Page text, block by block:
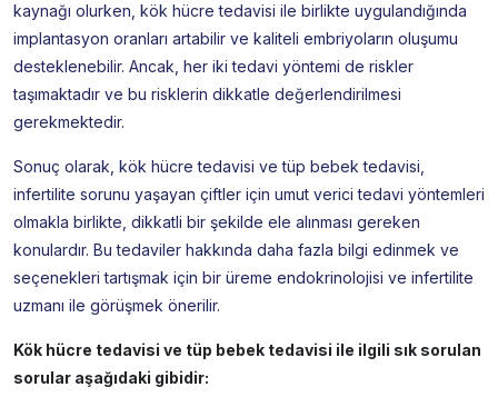
kaynağı olurken, kök hücre tedavisi ile birlikte uygulandığında
implantasyon oranları artabilir ve kaliteli embriyoların oluşumu
desteklenebilir. Ancak, her iki tedavi yöntemi de riskler
taşımaktadır ve bu risklerin dikkatle değerlendirilmesi
gerekmektedir.
Sonuç olarak, kök hücre tedavisi ve tüp bebek tedavisi,
infertilite sorunu yaşayan çiftler için umut verici tedavi yöntemleri
olmakla birlikte, dikkatli bir şekilde ele alınması gereken
konulardır. Bu tedaviler hakkında daha fazla bilgi edinmek ve
seçenekleri tartışmak için bir üreme endokrinolojisi ve infertilite
uzmanı ile görüşmek önerilir.
Kök hücre tedavisi ve tüp bebek tedavisi ile ilgili sık sorulan
sorular aşağıdaki gibidir: